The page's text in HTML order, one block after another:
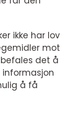
ikke har lov
mot
det å
informasjon
å få